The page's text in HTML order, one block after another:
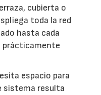
cubierta o
toda la red
hasta cada
prácticamente
espacio para
sistema resulta